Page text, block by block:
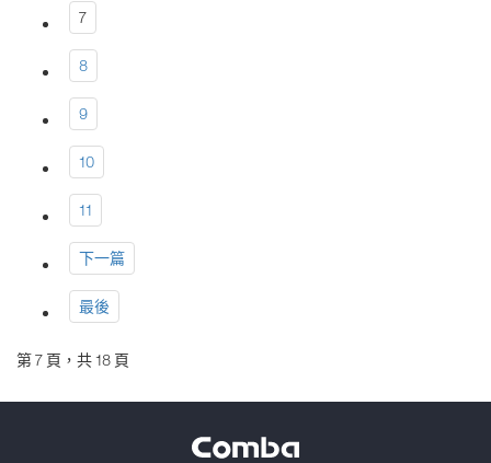
7
8
9
10
11
下一篇
最後
第 7 頁，共 18 頁